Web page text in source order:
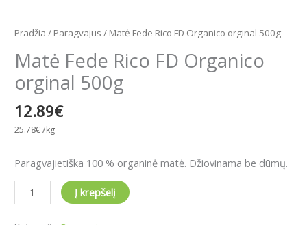
Pradžia / Paragvajus / Matė Fede Rico FD Organico orginal 500g
Matė Fede Rico FD Organico
orginal 500g
12.89€
25.78€/kg
Paragvajietiška 100 % organinė matė. Džiovinama be dūmų.
Į krepšelį